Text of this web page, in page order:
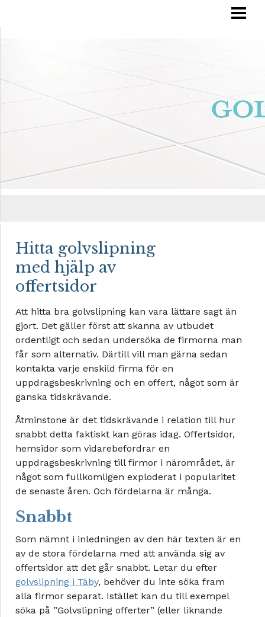
MÅLA TRÄGOLV
Hitta golvslipning
med hjälp av
offertsidor
Att hitta bra golvslipning kan vara lättare sagt än
gjort. Det gäller först att skanna av utbudet
ordentligt och sedan undersöka de firmorna man
får som alternativ. Därtill vill man gärna sedan
kontakta varje enskild firma för en
uppdragsbeskrivning och en offert, något som är
ganska tidskrävande.
Åtminstone är det tidskrävande i relation till hur
snabbt detta faktiskt kan göras idag. Offertsidor,
hemsidor som vidarebefordrar en
uppdragsbeskrivning till firmor i närområdet, är
något som fullkomligen exploderat i popularitet
de senaste åren. Och fördelarna är många.
Snabbt
Som nämnt i inledningen av den här texten är en
av de stora fördelarna med att använda sig av
offertsidor att det går snabbt. Letar du efter
golvslipning i Täby, behöver du inte söka fram
alla firmor separat. Istället kan du till exempel
söka på ”Golvslipning offerter” (eller liknande